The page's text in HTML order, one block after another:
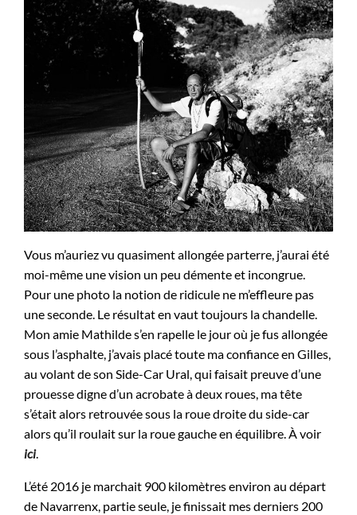
Vous m’auriez vu quasiment allongée parterre, j’aurai été
moi-même une vision un peu démente et incongrue.
Pour une photo la notion de ridicule ne m’effleure pas
une seconde. Le résultat en vaut toujours la chandelle.
Mon amie Mathilde s’en rapelle le jour où je fus allongée
sous l’asphalte, j’avais placé toute ma confiance en Gilles,
au volant de son Side-Car Ural, qui faisait preuve d’une
prouesse digne d’un acrobate à deux roues, ma tête
s’était alors retrouvée sous la roue droite du side-car
alors qu’il roulait sur la roue gauche en équilibre. À voir
ici.
L’été 2016 je marchait 900 kilomètres environ au départ
de Navarrenx, partie seule, je finissait mes derniers 200